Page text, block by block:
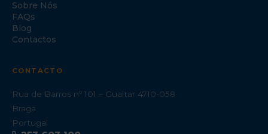
Sobre Nós
FAQs
Blog
Contactos
CONTACTO
Rua de Barros nº 101 – Gualtar 4710-058
Braga
Portugal